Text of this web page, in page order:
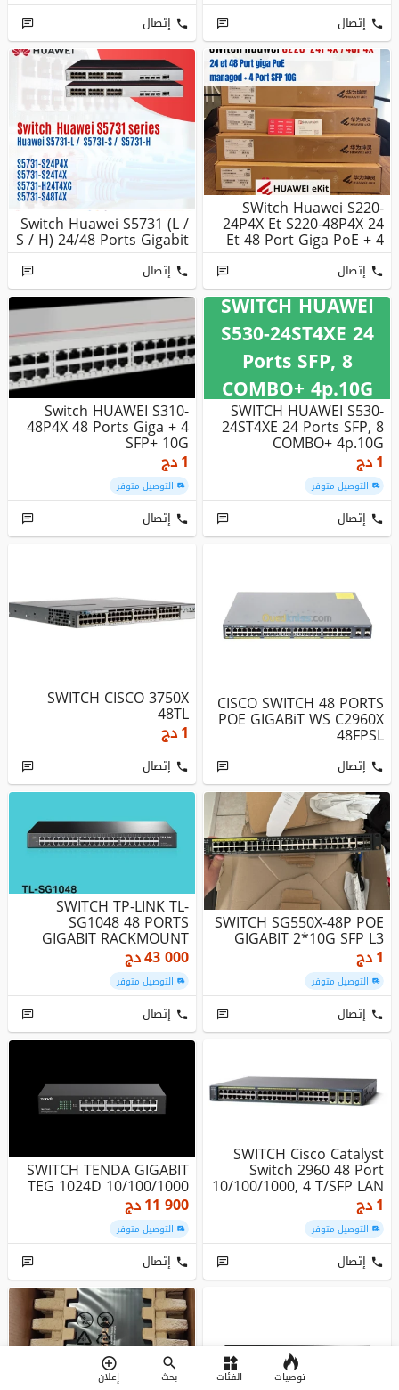
إتصال إتصال
SWitch Huawei S220-
24P4X Et S220-48P4X 24
Et 48 Port Giga PoE + 4
Port...
إتصال
Switch Huawei S5731 (L /
S / H) 24/48 Ports Gigabit
إتصال
SWITCH HUAWEI
S530-24ST4XE 24
Ports SFP, 8
COMBO+ 4p.10G
SWITCH HUAWEI S530-
24ST4XE 24 Ports SFP, 8
COMBO+ 4p.10G
1دج
التوصيل متوفر
إتصال
Switch HUAWEI S310-
48P4X 48 Ports Giga + 4
SFP+ 10G
1دج
التوصيل متوفر
إتصال
CISCO SWITCH 48 PORTS
POE GIGABiT WS C2960X
48FPSL
إتصال
SWITCH CISCO 3750X
48TL
1دج
إتصال
SWITCH SG550X-48P POE
GIGABIT 2*10G SFP L3
1دج
التوصيل متوفر
إتصال
SWITCH TP-LINK TL-
SG1048 48 PORTS
GIGABIT RACKMOUNT
43 000دج
التوصيل متوفر
إتصال
SWITCH Cisco Catalyst
Switch 2960 48 Port
10/100/1000, 4 T/SFP LAN
Bas...
1دج
التوصيل متوفر
إتصال
SWITCH TENDA GIGABIT
TEG 1024D 10/100/1000
11 900دج
التوصيل متوفر
إتصال
توصيات الفئات بحث إعلان